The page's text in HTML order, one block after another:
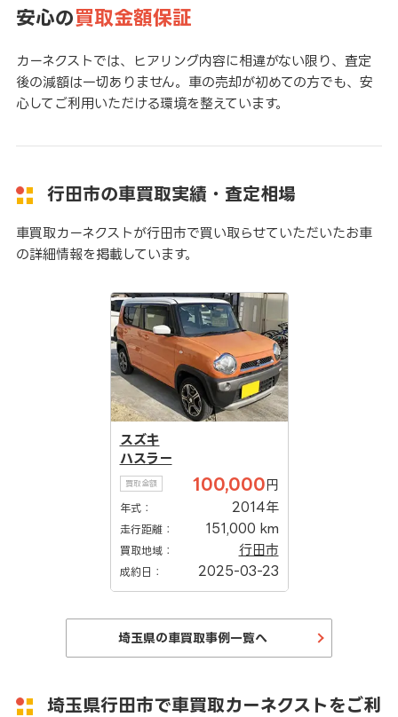
安心の買取金額保証
カーネクストでは、ヒアリング内容に相違がない限り、査定
後の減額は一切ありません。車の売却が初めての方でも、安
心してご利用いただける環境を整えています。
行田市の車買取実績・査定相場
車買取カーネクストが行田市で買い取らせていただいたお車
の詳細情報を掲載しています。
スズキ
ハスラー
買取金額 100,000 円
年式： 2014年
走行距離： 151,000 km
買取地域： 行田市
成約日： 2025-03-23
埼玉県の車買取事例一覧へ
埼玉県行田市で車買取カーネクストをご利